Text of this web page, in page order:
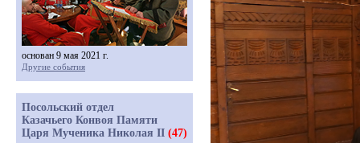
основан 9 мая 2021 г.
Другие события
Посольский отдел
Казачьего Конвоя Памяти
Царя Мученика Николая II (47)